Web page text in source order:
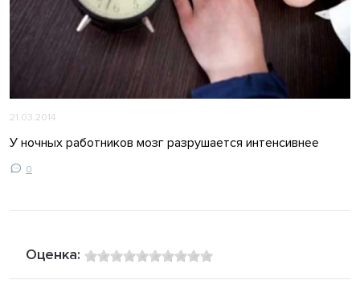
21.03.2014
У ночных работников мозг разрушается интенсивнее
0
Оценка: